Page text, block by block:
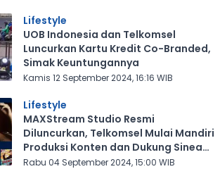
Lifestyle
UOB Indonesia dan Telkomsel
Luncurkan Kartu Kredit Co-Branded,
Simak Keuntungannya
Kamis 12 September 2024, 16:16 WIB
Lifestyle
MAXStream Studio Resmi
Diluncurkan, Telkomsel Mulai Mandiri
Produksi Konten dan Dukung Sineas
Muda
Rabu 04 September 2024, 15:00 WIB